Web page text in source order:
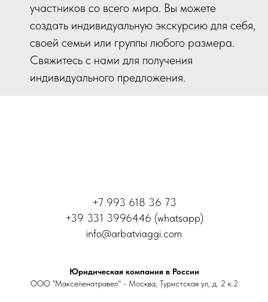
участников со всего мира. Вы можете
создать индивидуальную экскурсию для себя,
своей семьи или группы любого размера.
Свяжитесь с нами для получения
индивидуального предложения.
+7 993 618 36 73
+39 331 3996446 (whatsapp)
info@arbatviaggi.com
Юридическая компания в России
ООО "Макселенатравел" - Москва, Туристская ул, д. 2 к.2